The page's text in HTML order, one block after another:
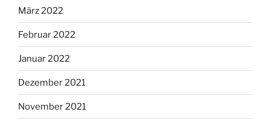
März 2022
Februar 2022
Januar 2022
Dezember 2021
November 2021